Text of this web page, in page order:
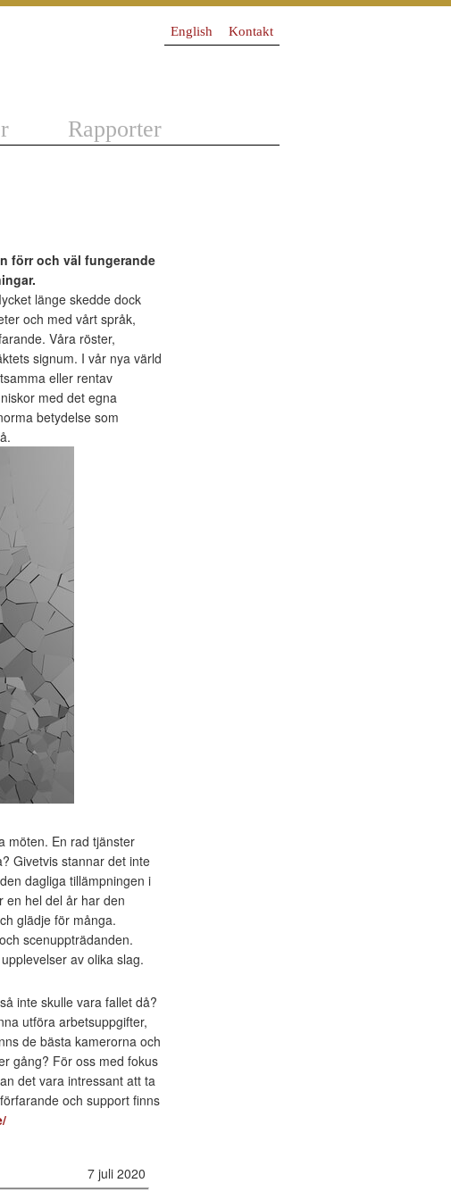
English Kontakt
Rapporter
förr och väl fungerande
länge skedde dock
och med vårt språk,
Våra röster,
signum. I vår nya värld
eller rentav
med det egna
betydelse som
möten. En rad tjänster
Givetvis stannar det inte
dagliga tillämpningen i
en hel del år har den
glädje för många.
scenuppträdanden.
av olika slag.
inte skulle vara fallet då?
utföra arbetsuppgifter,
de bästa kamerorna och
gång? För oss med fokus
det vara intressant att ta
och support finns
7 juli 2020